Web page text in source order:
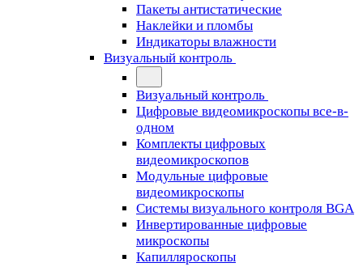
Пакеты антистатические
Наклейки и пломбы
Индикаторы влажности
Визуальный контроль
Визуальный контроль
Цифровые видеомикроскопы все-в-
одном
Комплекты цифровых
видеомикроскопов
Модульные цифровые
видеомикроскопы
Cистемы визуального контроля BGA
Инвертированные цифровые
микроскопы
Капилляроскопы